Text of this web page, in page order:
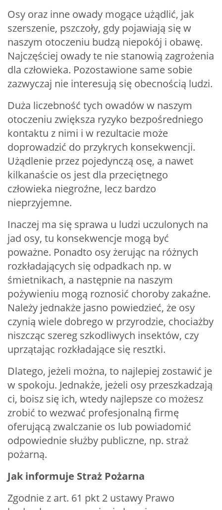
Osy oraz inne owady mogące użądlić, jak
szerszenie, pszczoły, gdy pojawiają się w
naszym otoczeniu budzą niepokój i obawę.
Najczęściej owady te nie stanowią zagrożenia
dla człowieka. Pozostawione same sobie
zazwyczaj nie interesują się obecnością ludzi.
Duża liczebność tych owadów w naszym
otoczeniu zwiększa ryzyko bezpośredniego
kontaktu z nimi i w rezultacie może
doprowadzić do przykrych konsekwencji.
Użądlenie przez pojedynczą osę, a nawet
kilkanaście os jest dla przeciętnego
człowieka niegroźne, lecz bardzo
nieprzyjemne.
Inaczej ma się sprawa u ludzi uczulonych na
jad osy, tu konsekwencje mogą być
poważne. Ponadto osy żerując na różnych
rozkładających się odpadkach np. w
śmietnikach, a następnie na naszym
pożywieniu mogą roznosić choroby zakaźne.
Należy jednakże jasno powiedzieć, że osy
czynią wiele dobrego w przyrodzie, chociażby
niszcząc szereg szkodliwych insektów, czy
uprzątając rozkładające się resztki.
Dlatego, jeżeli można, to najlepiej zostawić je
w spokoju. Jednakże, jeżeli osy przeszkadzają
ci, boisz się ich, wtedy najlepsze co możesz
zrobić to wezwać profesjonalną firmę
oferującą zwalczanie os lub powiadomić
odpowiednie służby publiczne, np. straż
pożarną.
Jak informuje Straż Pożarna
Zgodnie z art. 61 pkt 2 ustawy Prawo